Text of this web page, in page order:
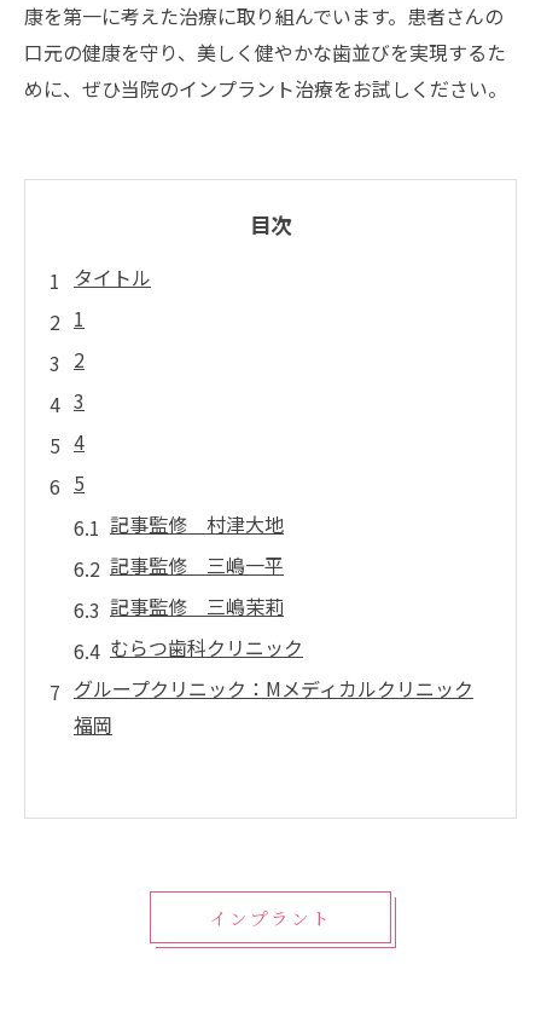
康を第一に考えた治療に取り組んでいます。患者さんの
口元の健康を守り、美しく健やかな歯並びを実現するた
めに、ぜひ当院のインプラント治療をお試しください。
目次
タイトル
1
2
3
4
5
記事監修 村津大地
記事監修 三嶋一平
記事監修 三嶋茉莉
むらつ歯科クリニック
グループクリニック：Mメディカルクリニック
福岡
インプラント